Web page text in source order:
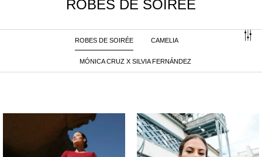
ROBES DE SOIRÉE
ROBES DE SOIRÉE CAMELIA
MÓNICA CRUZ X SILVIA FERNÁNDEZ